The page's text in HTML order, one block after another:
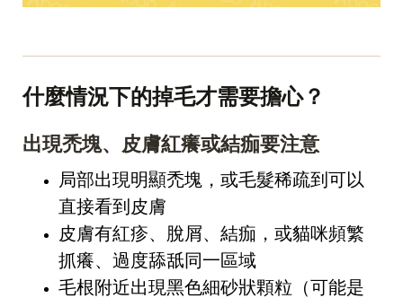
什麼情況下的掉毛才需要擔心？
出現禿塊、皮膚紅癢或結痂要注意
局部出現明顯禿塊，或毛髮稀疏到可以
直接看到皮膚
皮膚有紅疹、脫屑、結痂，或貓咪頻繁
抓癢、過度舔舐同一區域
毛根附近出現黑色細砂狀顆粒（可能是